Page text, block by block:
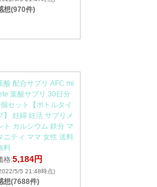
想(970件)
酸 配合サプリ AFC mi
葉酸サプリ 30日分
セット【ボトルタイ
】 妊婦 妊活 サプリメ
ト カルシウム 鉄分 マ
ニティ ママ 女性 送料
料
格:5,184円
5/5 21:48時点)
想(7688件)